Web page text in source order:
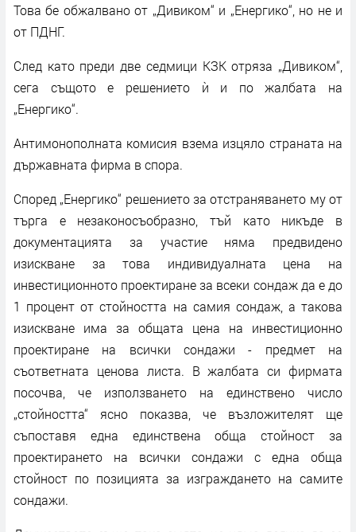
Това бе обжалвано от „Дивиком“ и „Енергико“, но не и
от ПДНГ.
След като преди две седмици КЗК отряза „Дивиком“,
сега същото е решението ѝ и по жалбата на
„Енергико“.
Антимонополната комисия взема изцяло страната на
държавната фирма в спора.
Според „Енергико“ решението за отстраняването му от
търга е незаконосъобразно, тъй като никъде в
документацията за участие няма предвидено
изискване за това индивидуалната цена на
инвестиционното проектиране за всеки сондаж да е до
1 процент от стойността на самия сондаж, а такова
изискване има за общата цена на инвестиционно
проектиране на всички сондажи - предмет на
съответната ценова листа. В жалбата си фирмата
посочва, че използването на единствено число
„стойността“ ясно показва, че възложителят ще
съпоставя една единствена обща стойност за
проектирането на всички сондажи с една обща
стойност по позицията за изграждането на самите
сондажи.